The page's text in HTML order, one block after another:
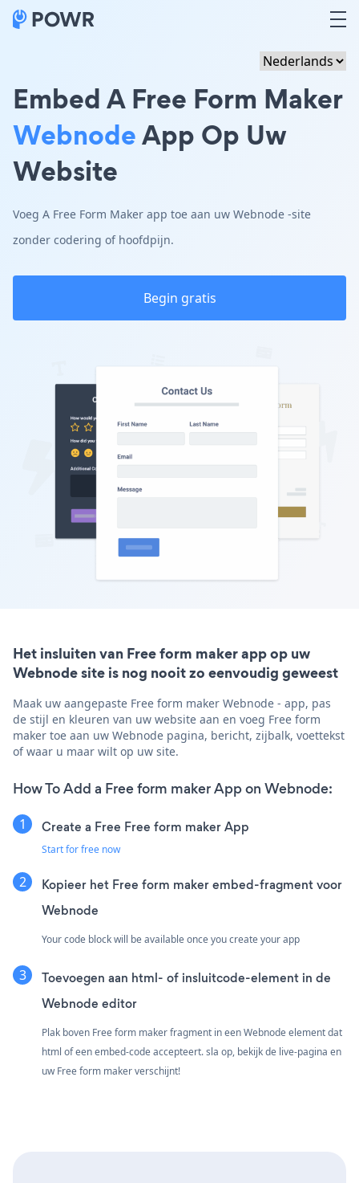
Embed A Free Form Maker
WebnodeApp Op Uw
Website
Voeg A Free Form Maker app toe aan uw Webnode -site
zonder codering of hoofdpijn.
Begin gratis
Het insluiten van Free form maker app op uw
Webnode site is nog nooit zo eenvoudig geweest
Maak uw aangepaste Free form maker Webnode - app, pas
de stijl en kleuren van uw website aan en voeg Free form
maker toe aan uw Webnode pagina, bericht, zijbalk, voettekst
of waar u maar wilt op uw site.
How To Add a Free form maker App on Webnode:
Create a Free Free form maker App
Start for free now
Kopieer het Free form maker embed-fragment voor
Webnode
Your code block will be available once you create your app
Toevoegen aan html- of insluitcode-element in de
Webnode editor
Plak boven Free form maker fragment in een Webnode element dat
html of een embed-code accepteert. sla op, bekijk de live-pagina en
uw Free form maker verschijnt!